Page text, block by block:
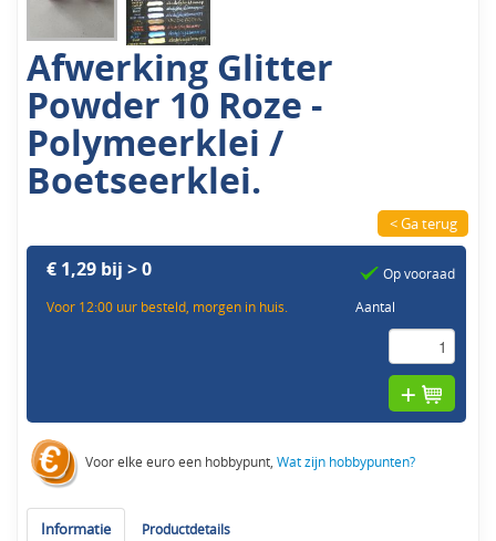
Afwerking Glitter
Powder 10 Roze -
Polymeerklei /
Boetseerklei.
< Ga terug
€ 1,29 bij > 0
Voor 12:00 uur besteld, morgen in huis.
Op vooraad
Aantal
Voor elke euro een hobbypunt,Wat zijn hobbypunten?
Informatie Productdetails